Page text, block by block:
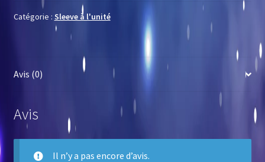
Catégorie : Sleeve à l'unité
Avis (0)
Avis
Il n’y a pas encore d’avis.